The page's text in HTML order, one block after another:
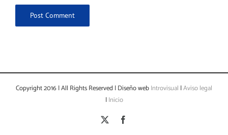
Copyright 2016 | All Rights Reserved | Diseño webIntrovisual |Aviso legal
|Inicio